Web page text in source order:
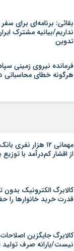
بقائی: برنامه‌ای برای
نداریم/بیانیه مشترک
تدوین
فرمانده نیروی زمینی
هرگونه خطای
مهمانی ۱۲ هزار
از اقشار کم‌درآمد با
کالابرگ الکترونیک بدون
قدرت خرید خانوارها را
کالابرگ جایگزین
نیست/یارانه صرف